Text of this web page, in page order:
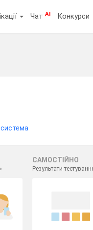
ЧатAI Конкурси
»
САМОСТІЙНО
Результати